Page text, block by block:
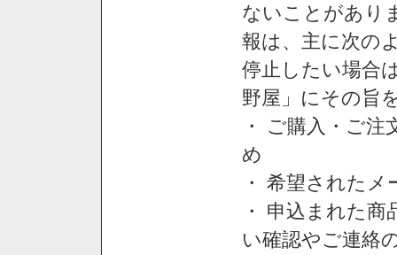
ないことがあり
報は、主に次の
停止したい場合
野屋」にその旨
・ ご購入・ご
め
・ 希望された
・ 申込まれた
い確認やご連絡